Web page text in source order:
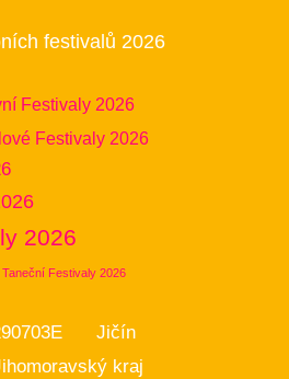
festivalů 2026
Festivaly 2026
Festivaly 2026
2026
Taneční Festivaly 2026
Jičín
kraj